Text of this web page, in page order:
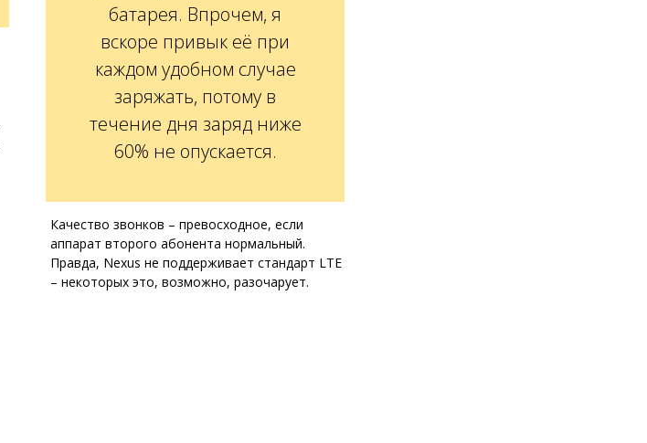
батарея. Впрочем, я
вскоре привык её при
каждом удобном случае
заряжать, потому в
течение дня заряд ниже
60% не опускается.
Качество звонков – превосходное, если
аппарат второго абонента нормальный.
Правда, Nexus не поддерживает стандарт LTE
– некоторых это, возможно, разочарует.